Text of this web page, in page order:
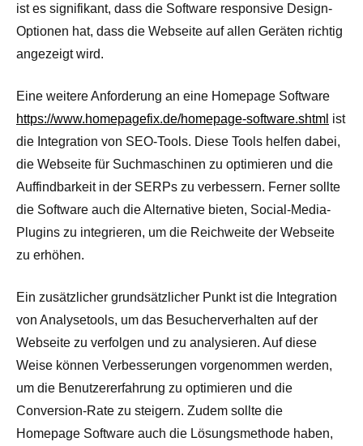
ist es signifikant, dass die Software responsive Design-
Optionen hat, dass die Webseite auf allen Geräten richtig
angezeigt wird.
Eine weitere Anforderung an eine Homepage Software
https://www.homepagefix.de/homepage-software.shtml ist
die Integration von SEO-Tools. Diese Tools helfen dabei,
die Webseite für Suchmaschinen zu optimieren und die
Auffindbarkeit in der SERPs zu verbessern. Ferner sollte
die Software auch die Alternative bieten, Social-Media-
Plugins zu integrieren, um die Reichweite der Webseite
zu erhöhen.
Ein zusätzlicher grundsätzlicher Punkt ist die Integration
von Analysetools, um das Besucherverhalten auf der
Webseite zu verfolgen und zu analysieren. Auf diese
Weise können Verbesserungen vorgenommen werden,
um die Benutzererfahrung zu optimieren und die
Conversion-Rate zu steigern. Zudem sollte die
Homepage Software auch die Lösungsmethode haben,